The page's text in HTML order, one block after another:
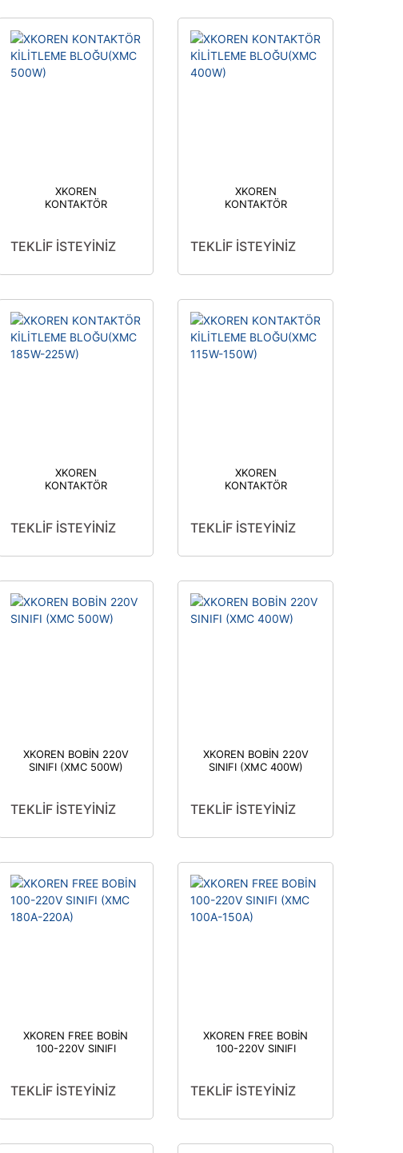
XKOREN
KONTAKTÖR
TEKLİF İSTEYİNİZ
XKOREN
KONTAKTÖR
TEKLİF İSTEYİNİZ
XKOREN
KONTAKTÖR
225W)
TEKLİF İSTEYİNİZ
XKOREN
KONTAKTÖR
150W)
TEKLİF İSTEYİNİZ
XKOREN BOBİN 220V
SINIFI (XMC 500W)
TEKLİF İSTEYİNİZ
XKOREN BOBİN 220V
SINIFI (XMC 400W)
TEKLİF İSTEYİNİZ
XKOREN FREE BOBİN
100-220V SINIFI
TEKLİF İSTEYİNİZ
XKOREN FREE BOBİN
100-220V SINIFI
TEKLİF İSTEYİNİZ